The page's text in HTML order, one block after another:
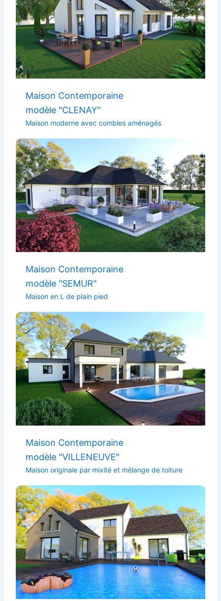
Maison Contemporaine
modèle "CLENAY"
Maison moderne avec combles aménagés
Maison Contemporaine
modèle "SEMUR"
Maison en L de plain pied
Maison Contemporaine
modèle "VILLENEUVE"
Maison originale par mixité et mélange de toiture